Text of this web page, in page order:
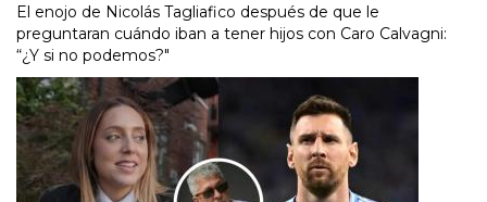
El enojo de Nicolás Tagliafico después de que le
preguntaran cuándo iban a tener hijos con Caro Calvagni:
“¿Y si no podemos?"